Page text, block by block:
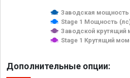
Заводская мощность
Stage 1 Мощность
Заводской крутящий
Stage 1 Крутящий
Дополнительные опции: